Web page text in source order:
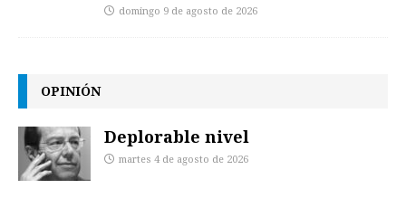
domingo 9 de agosto de 2026
OPINIÓN
Deplorable nivel
martes 4 de agosto de 2026